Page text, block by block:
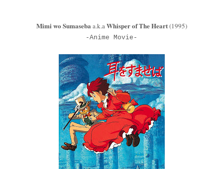
Mimi wo Sumaseba a.k.aWhisper of The Heart(1995)
-Anime Movie-